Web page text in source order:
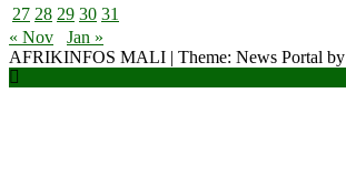
27 28 29 30 31
« Nov
Jan »
AFRIKINFOS MALI | Theme: News Portal by